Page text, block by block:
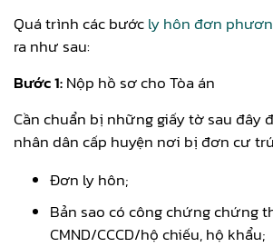
Quá trình các bướcly hôn đơn
ra như sau:
Bước 1:Nộp hồ sơ cho Tòa án
Cần chuẩn bị những giấy tờ sau đây
nhân dân cấp huyện nơi bị đơn cư
Đơn ly hôn;
Bản sao có công chứng chứng
CMND/CCCD/hộ chiếu, hộ khẩu;